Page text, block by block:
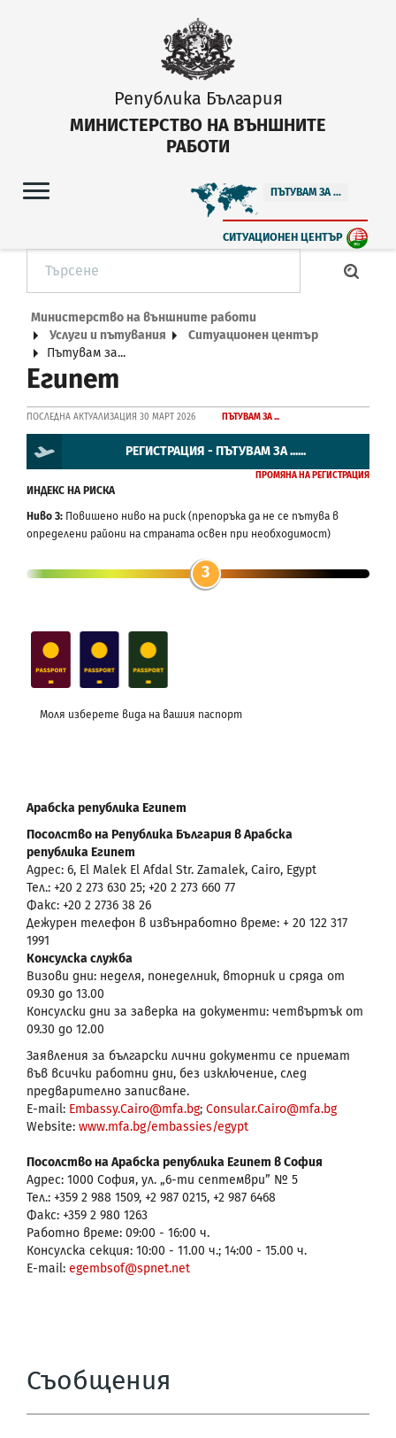
Република България
МИНИСТЕРСТВО НА ВЪНШНИТЕ
РАБОТИ
ПЪТУВАМ ЗА ...
СИТУАЦИОНЕН ЦЕНТЪР
Министерство на външните работи
Услуги и пътувания
Ситуационен център
Пътувам за...
Египет
ПОСЛЕДНА АКТУАЛИЗАЦИЯ 30 МАРТ 2026 ПЪТУВАМ ЗА ...
РЕГИСТРАЦИЯ - ПЪТУВАМ ЗА ......
ПРОМЯНА НА РЕГИСТРАЦИЯ
ИНДЕКС НА РИСКА
Ниво 3: Повишено ниво на риск (препоръка да не се пътува в
определени райони на страната освен при необходимост)
3
Моля изберете вида на вашия паспорт
Арабска република Египет
Посолство на Република България в Арабска
република Египет
Адрес: 6, El Malek El Afdal Str. Zamalek, Cairo, Egypt
Тел.: +20 2 273 630 25; +20 2 273 660 77
Факс: +20 2 2736 38 26
Дежурен телефон в извънработно време: + 20 122 317
1991
Консулска служба
Визови дни: неделя, понеделник, вторник и сряда от
09.30 до 13.00
Консулски дни за заверка на документи: четвъртък от
09.30 до 12.00
Заявления за български лични документи се приемат
във всички работни дни, без изключение, след
предварително записване.
E-mail: Embassy.Cairo@mfa.bg; Consular.Cairo@mfa.bg
Website: www.mfa.bg/embassies/egypt
Посолство на Арабска република Египет в София
Адрес: 1000 София, ул. „6-ти септември” № 5
Тел.: +359 2 988 1509, +2 987 0215, +2 987 6468
Факс: +359 2 980 1263
Работно време: 09:00 - 16:00 ч.
Консулска секция: 10:00 - 11.00 ч.; 14:00 - 15.00 ч.
E-mail: egembsof@spnet.net
Съобщения